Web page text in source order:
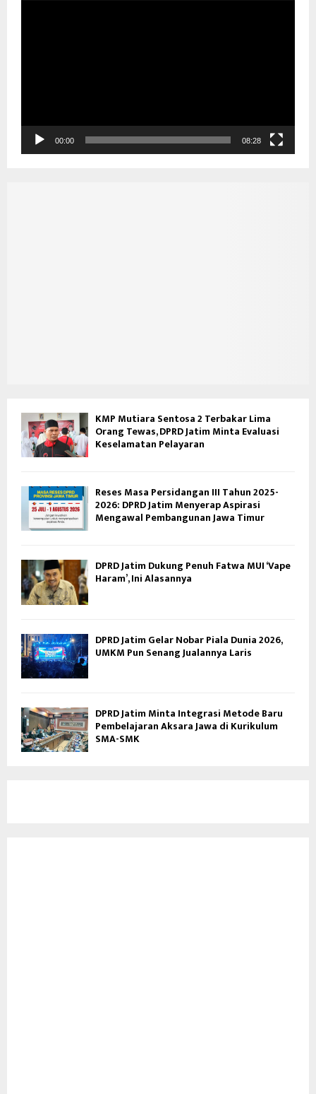
i
e
00:00 08:28
KMP Mutiara Sentosa 2 Terbakar Lima
Orang Tewas, DPRD Jatim Minta Evaluasi
Keselamatan Pelayaran
Reses Masa Persidangan III Tahun 2025-
2026: DPRD Jatim Menyerap Aspirasi
Mengawal Pembangunan Jawa Timur
DPRD Jatim Dukung Penuh Fatwa MUI ‘Vape
Haram’, Ini Alasannya
DPRD Jatim Gelar Nobar Piala Dunia 2026,
UMKM Pun Senang Jualannya Laris
DPRD Jatim Minta Integrasi Metode Baru
Pembelajaran Aksara Jawa di Kurikulum
SMA-SMK